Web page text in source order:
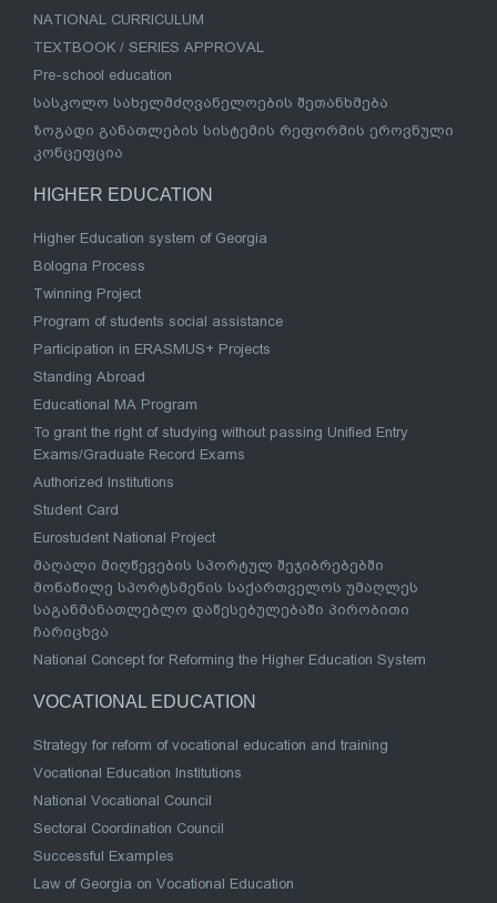
NATIONAL CURRICULUM
TEXTBOOK / SERIES APPROVAL
Pre-school education
სასკოლო სახელმძღვანელოების შეთანხმება
ზოგადი განათლების სისტემის რეფორმის ეროვნული
კონცეფცია
HIGHER EDUCATION
Higher Education system of Georgia
Bologna Process
Twinning Project
Program of students social assistance
Participation in ERASMUS+ Projects
Standing Abroad
Educational MA Program
To grant the right of studying without passing Unified Entry
Exams/Graduate Record Exams
Authorized Institutions
Student Card
Eurostudent National Project
მაღალი მიღწევების სპორტულ შეჯიბრებებში
მონაწილე სპორტსმენის საქართველოს უმაღლეს
საგანმანათლებლო დაწესებულებაში პირობითი
ჩარიცხვა
National Concept for Reforming the Higher Education System
VOCATIONAL EDUCATION
Strategy for reform of vocational education and training
Vocational Education Institutions
National Vocational Council
Sectoral Coordination Council
Successful Examples
Law of Georgia on Vocational Education